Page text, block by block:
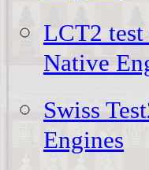
LCT2
Native
Swiss
Engines